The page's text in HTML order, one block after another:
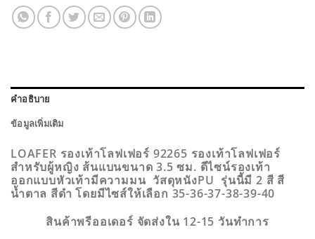
คำอธิบาย
ข้อมูลเพิ่มเติม
LOAFER รองเท้าโลฟเฟอร์ 92265 รองเท้าโลฟเฟอร์
สำหรับผู้หญิง ส้นแบนขนาด 3.5 ซม. ดีไซน์รองเท้า
ออกแบบหัวเท้ามีความมน วัสดุหนังPU รุ่นนี้มี 2 สี สี
น้ำตาล สีดำ โดยมีไซส์ให้เลือก 35-36-37-38-39-40
สินค้าพรีออเดอร์ จัดส่งใน 12-15 วันทำการ